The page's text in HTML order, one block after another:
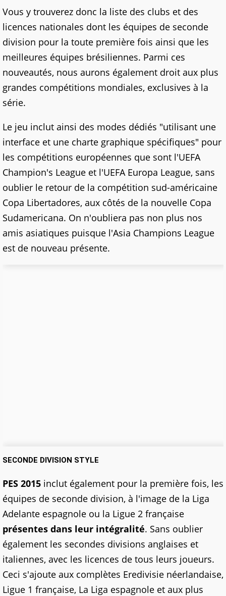
Vous y trouverez donc la liste des clubs et des
licences nationales dont les équipes de seconde
division pour la toute première fois ainsi que les
meilleures équipes brésiliennes. Parmi ces
nouveautés, nous aurons également droit aux plus
grandes compétitions mondiales, exclusives à la
série.
Le jeu inclut ainsi des modes dédiés "utilisant une
interface et une charte graphique spécifiques" pour
les compétitions européennes que sont l'UEFA
Champion's League et l'UEFA Europa League, sans
oublier le retour de la compétition sud-américaine
Copa Libertadores, aux côtés de la nouvelle Copa
Sudamericana. On n'oubliera pas non plus nos
amis asiatiques puisque l'Asia Champions League
est de nouveau présente.
SECONDE DIVISION STYLE
PES 2015 inclut également pour la première fois, les
équipes de seconde division, à l'image de la Liga
Adelante espagnole ou la Ligue 2 française
présentes dans leur intégralité. Sans oublier
également les secondes divisions anglaises et
italiennes, avec les licences de tous leurs joueurs.
Ceci s'ajoute aux complètes Eredivisie néerlandaise,
Ligue 1 française, La Liga espagnole et aux plus